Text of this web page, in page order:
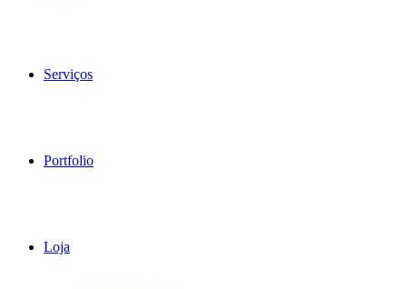
Serviços
Portfolio
Loja